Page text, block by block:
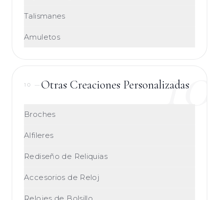
Talismanes
Amuletos
10
10 — Otras Creaciones Personalizadas
Broches
Alfileres
Rediseño de Reliquias
Accesorios de Reloj